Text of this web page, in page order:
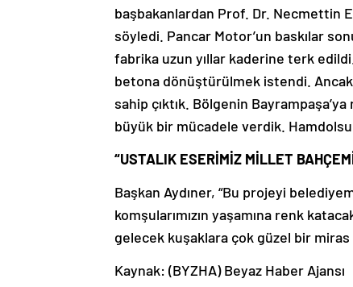
başbakanlardan Prof. Dr. Necmettin
söyledi. Pancar Motor’un baskılar
fabrika uzun yıllar kaderine terk
betona dönüştürülmek istendi. Ancak
sahip çıktık. Bölgenin
büyük bir mücadele verdik.
“USTALIK ESERİMİZ MİLLET
Başkan Aydıner, “Bu projeyi
komşularımızın yaşamına renk
gelecek kuşaklara çok güzel bir miras
Kaynak: (BYZHA) Beyaz Haber Ajansı